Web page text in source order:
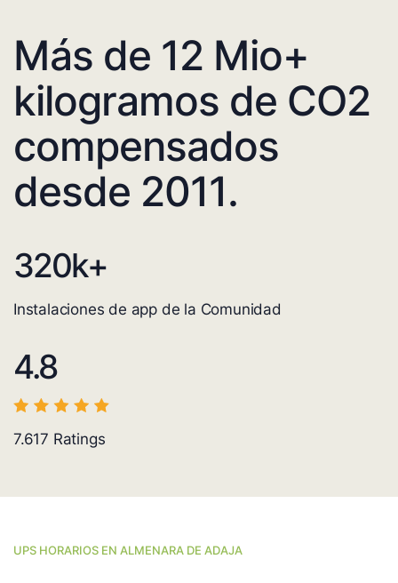
Más de 12 Mio+
kilogramos de CO2
compensados
desde 2011.
320k+
Instalaciones de app de la Comunidad
4.8
7.617 Ratings
UPS HORARIOS EN ALMENARA DE ADAJA